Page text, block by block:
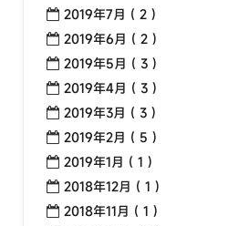
2019年7月 ( 2 )
2019年6月 ( 2 )
2019年5月 ( 3 )
2019年4月 ( 3 )
2019年3月 ( 3 )
2019年2月 ( 5 )
2019年1月 ( 1 )
2018年12月 ( 1 )
2018年11月 ( 1 )